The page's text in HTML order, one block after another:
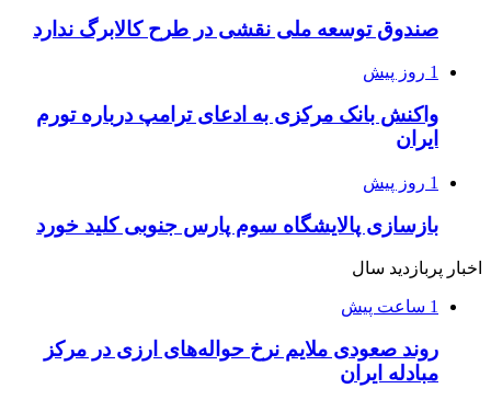
صندوق توسعه ملی نقشی در طرح کالابرگ ندارد
1 روز پیش
واکنش بانک مرکزی به ادعای ترامپ درباره تورم
ایران
1 روز پیش
بازسازی پالایشگاه سوم پارس جنوبی کلید خورد
اخبار پربازدید سال
1 ساعت پیش
روند صعودی ملایم نرخ حواله‌های ارزی در مرکز
مبادله ایران